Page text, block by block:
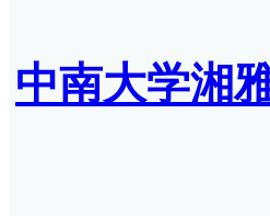
中南大学湘